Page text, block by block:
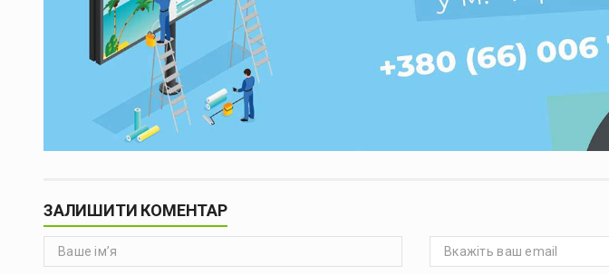
ЗАЛИШИТИ КОМЕНТАР